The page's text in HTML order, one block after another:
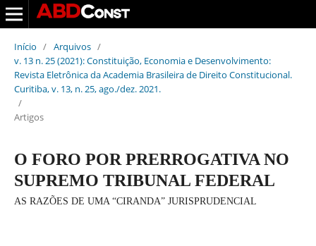
Início / Arquivos /
v. 13 n. 25 (2021): Constituição, Economia e Desenvolvimento:
Revista Eletrônica da Academia Brasileira de Direito Constitucional.
Curitiba, v. 13, n. 25, ago./dez. 2021.
/
Artigos
O FORO POR PRERROGATIVA NO
SUPREMO TRIBUNAL FEDERAL
AS RAZÕES DE UMA “CIRANDA” JURISPRUDENCIAL